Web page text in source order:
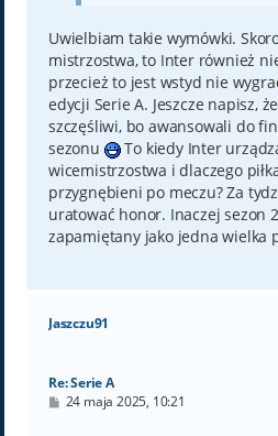
Uwielbiam takie wymówki.
mistrzostwa, to Inter również
przecież to jest wstyd nie
edycji Serie A. Jeszcze napisz,
szczęśliwi, bo awansowali do
sezonu
To kiedy Inter
wicemistrzostwa i dlaczego
przygnębieni po meczu? Za
uratować honor. Inaczej sezon
zapamiętany jako jedna wielka
Jaszczu91
Re: Serie A
P24 maja 2025, 10:21